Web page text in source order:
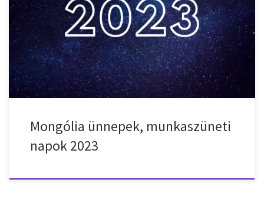
Mongóliában 2023-ben. 2023. január 1. – vasárnap – Újév 2023.
február 21. – kedd – Holdújév 2023. február 22. – szerda –
Holdújév 2023. február 23. – csütörtök – Holdújév 2023. március 8. –
szerda – Nemzetközi Nőnap 2023. június 1. – csütörtök – Anyák […]
Mongólia ünnepek, munkaszüneti
napok 2023